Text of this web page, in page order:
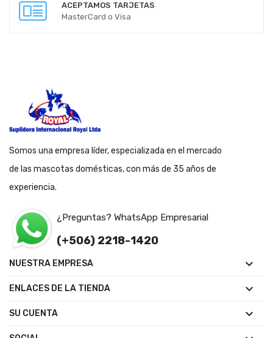
ACEPTAMOS TARJETAS
MasterCard o Visa
Somos una empresa líder, especializada en el mercado
de las mascotas domésticas, con más de 35 años de
experiencia.
¿Preguntas? WhatsApp Empresarial
(+506) 2218-1420
NUESTRA EMPRESA 
ENLACES DE LA TIENDA 
SU CUENTA 